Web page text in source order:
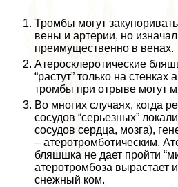
Тромбы могут
вены и артерии, но
преимущественно в венах.
Атеросклеротические
“растут” только на стенках
тромбы при отрыве могут
Во многих случаях, когда
сосудов “серьезных”
сосудов сердца, мозга),
– атеротромботическим.
бляшшка не дает пройти
атеротромбоза вырастает
снежный ком.